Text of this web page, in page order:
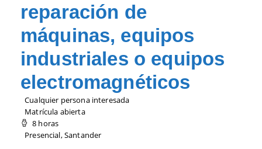
reparación de
máquinas, equipos
industriales o equipos
electromagnéticos
Cualquier persona interesada
Matrícula abierta
8 horas
Presencial, Santander